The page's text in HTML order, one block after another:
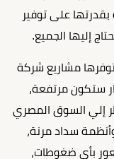
على توفير
إليها الجميع.
توفرها مشاريع شركة
ستكون مرتفعة،
إلي السوق المصري
سداد مرنة،
بأي ضغوطات،